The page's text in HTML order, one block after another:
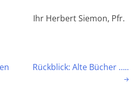
Ihr Herbert Siemon, Pfr.
Rückblick: Alte Bücher …..
